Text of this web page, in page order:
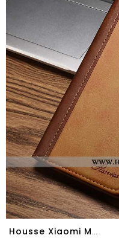
Housse Xiaomi Mi A3 Silicone Protection Cuir Incassable Petit Motif Étui Marron